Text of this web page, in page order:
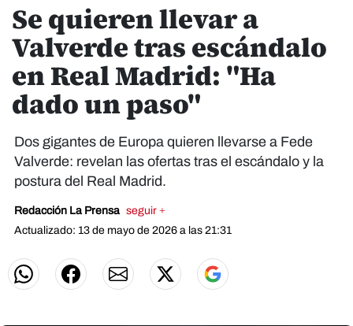
Se quieren llevar a
Valverde tras escándalo
en Real Madrid: "Ha
dado un paso"
Dos gigantes de Europa quieren llevarse a Fede
Valverde: revelan las ofertas tras el escándalo y la
postura del Real Madrid.
Redacción La Prensa seguir +
Actualizado: 13 de mayo de 2026 a las 21:31